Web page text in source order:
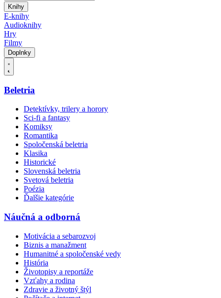
Knihy
E-knihy
Audioknihy
Hry
Filmy
Doplnky
Beletria
Detektívky, trilery a horory
Sci-fi a fantasy
Komiksy
Romantika
Spoločenská beletria
Klasika
Historické
Slovenská beletria
Svetová beletria
Poézia
Ďalšie kategórie
Náučná a odborná
Motivácia a sebarozvoj
Biznis a manažment
Humanitné a spoločenské vedy
História
Životopisy a reportáže
Vzťahy a rodina
Zdravie a životný štýl